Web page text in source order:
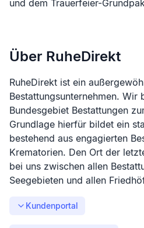
und dem Trauerfeier-
Über RuheDirekt
RuheDirekt ist ein
Bestattungsunternehmen. Wir
Bundesgebiet Bestattungen
Grundlage hierfür bildet ein
bestehend aus engagierten
Krematorien. Den Ort der
bei uns zwischen allen
Seegebieten und allen
Kundenportal